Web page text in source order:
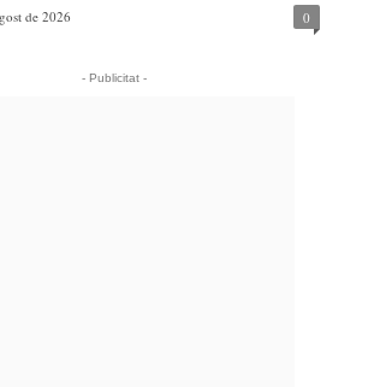
de 2026 0
- Publicitat -